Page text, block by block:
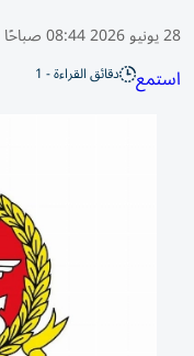
28 يونيو 2026 08:44 صباحًا
استمع دقائق القراءة - 1